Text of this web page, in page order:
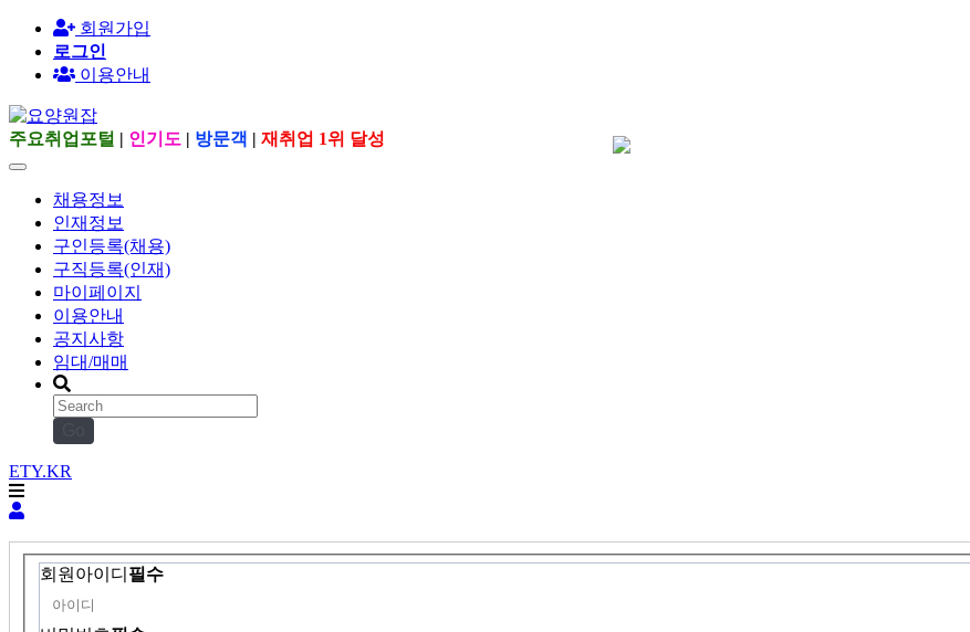
회원가입
로그인
이용안내
주요취업포털 | 인기도 | 방문객 | 재취업 1위 달성
채용정보
인재정보
구인등록(채용)
구직등록(인재)
마이페이지
이용안내
공지사항
임대/매매
ETY.KR
회원아이디 필수